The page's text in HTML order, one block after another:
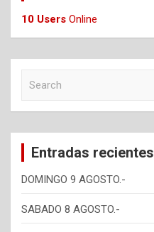
10 Users Online
c
Entradas recientes
DOMINGO 9 AGOSTO.-
SABADO 8 AGOSTO.-